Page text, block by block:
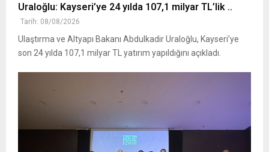
Uraloğlu: Kayseri’ye 24 yılda 107,1 milyar TL’lik ..
Tarih: 08/08/2026
Ulaştırma ve Altyapı Bakanı Abdulkadir Uraloğlu, Kayseri’ye
son 24 yılda 107,1 milyar TL yatırım yapıldığını açıkladı.